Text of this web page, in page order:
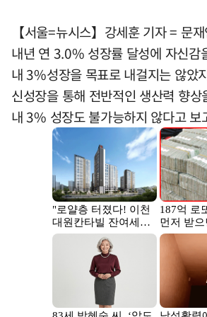
【서울=뉴시스】강세훈 기자 = 문
내년 연 3.0% 성장률 달성에 자신감
내 3%성장을 목표로 내걸지는 않았
신성장을 통해 전반적인 생산력 향상
내 3% 성장도 불가능하지 않다고 보